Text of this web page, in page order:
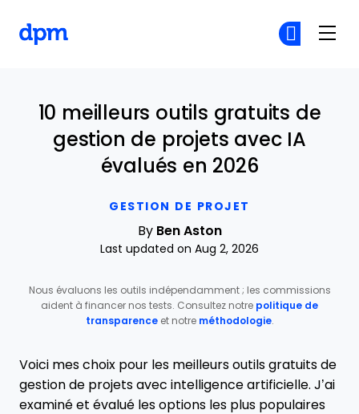
GESTION DE PROJET
10 meilleurs outils gratuits de
gestion de projets avec IA
évalués en 2026
By Ben Aston
Last updated on Aug 2, 2026
Nous évaluons les outils indépendamment ; les commissions
aident à financer nos tests. Consultez notre politique de
transparenceet notre méthodologie.
Voici mes choix pour les meilleurs outils gratuits de
gestion de projets avec intelligence artificielle. J’ai
examiné et évalué les options les plus populaires